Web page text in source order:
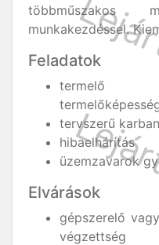
többműszakos
munkakezdéssel.
Feladatok
termelő
tervszerű
hibaelhárítás
üzemzavarok
Elvárások
gépszerelő
végzettség